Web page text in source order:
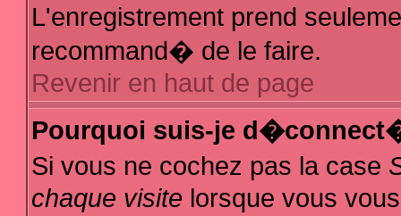
L'enregistrement prend
recommand� de le faire.
Revenir en haut de page
Pourquoi suis-je
Si vous ne cochez pas la case
chaque visite lorsque vous